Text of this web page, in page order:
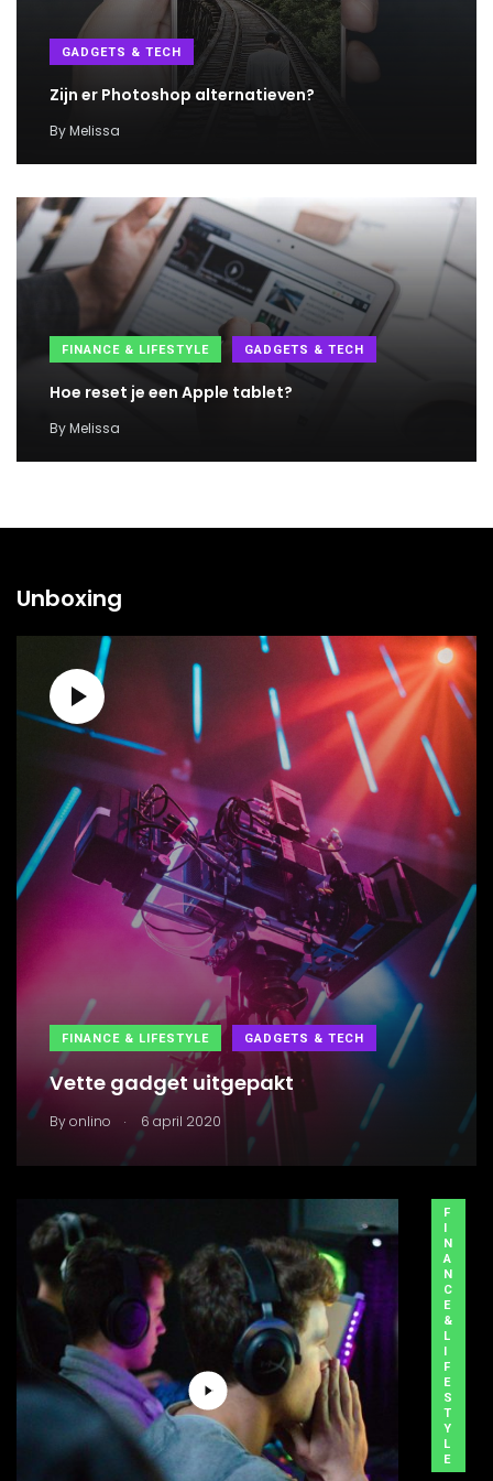
GADGETS & TECH
Zijn er Photoshop alternatieven?
ByMelissa
FINANCE & LIFESTYLE GADGETS & TECH
Hoe reset je een Apple tablet?
ByMelissa
Unboxing
FINANCE & LIFESTYLE GADGETS & TECH
Vette gadget uitgepakt
Byonlino . 6 april 2020
F
N
A
N
C
E
&
L
F
E
S
T
Y
L
E